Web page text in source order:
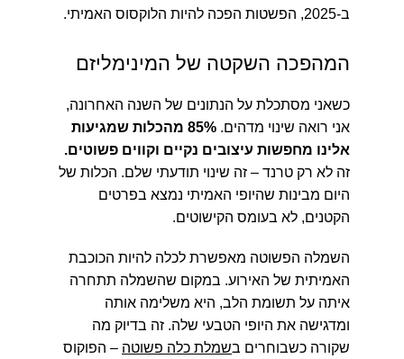
ב-2025, הפשטות הפכה להיות הלוקסוס האמיתי.
המהפכה השקטה של המינימליזם
כשאני מסתכלת על הנתונים של השנה האחרונה,
אני רואה שינוי מדהים.
85% מהכלות שמגיעות
אלינו מחפשות עיצובים נקיים וקווים פשוטים.
זה לא רק טרנד – זה שינוי תודעתי שלם. הכלות של
היום מבינות שהיופי האמיתי נמצא בפרטים
הקטנים, לא בעומס הקישוטים.
השמלה הפשוטה מאפשרת לכלה להיות הכוכבת
האמיתית של האירוע. במקום שהשמלה תתחרה
איתה על תשומת הלב, היא משלימה אותה
ומדגישה את היופי הטבעי שלה. זה בדיוק מה
שקורה כשבוחרים בשמלת כלה פשוטה – הפוקוס